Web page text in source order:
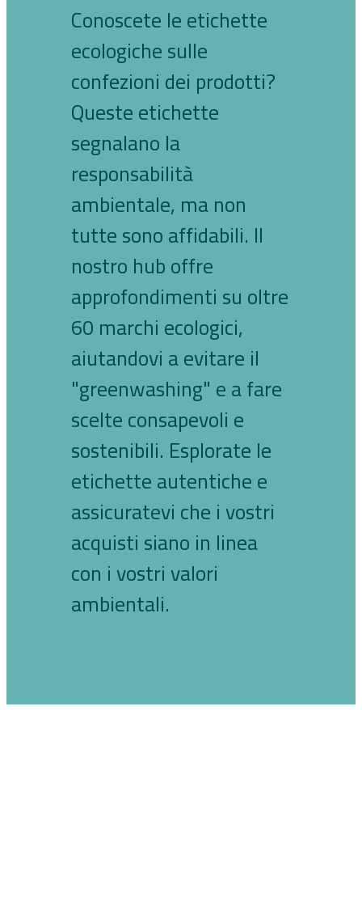
Conoscete le etichette
ecologiche sulle
confezioni dei prodotti?
Queste etichette
segnalano la
responsabilità
ambientale, ma non
tutte sono affidabili. Il
nostro hub offre
approfondimenti su oltre
60 marchi ecologici,
aiutandovi a evitare il
"greenwashing" e a fare
scelte consapevoli e
sostenibili. Esplorate le
etichette autentiche e
assicuratevi che i vostri
acquisti siano in linea
con i vostri valori
ambientali.